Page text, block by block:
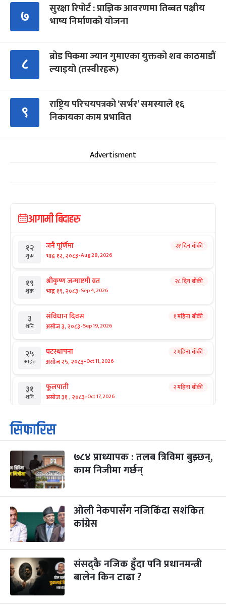
७
सुरक्षा रिपोर्ट : प्राज्ञिक आवरणमा तिब्बत पक्षीय
भाष्य निर्माणको योजना
८
ब्रोड पिकमा ज्यान गुमाएका युक्तको शव काठमाडौं
ल्याइयो (तस्वीरहरू)
९
राष्ट्रिय परिचयपत्रको ‘सर्भर’ समस्याले १६
निकायका काम प्रभावित
Advertisment
आगामी बिदाहरु
१२
शुक्र
जनै पूर्णिमा
भाद्र १२, २०८३-Aug 28, 2026
२१ दिन बाँकी
१९
शुक्र
श्रीकृष्ण जन्माष्टमी व्रत
भाद्र १९, २०८३-Sep 4, 2026
२८ दिन बाँकी
३
शनि
संविधान दिवस
असोज ३, २०८३-Sep 19, 2026
१ महिना बाँकी
२५
आइत
घटस्थापना
असोज २५, २०८३-Oct 11, 2026
२ महिना बाँकी
३१
शनि
फूलपाती
असोज ३१ , २०८३-Oct 17, 2026
२ महिना बाँकी
१
आइत
कार्तिक सङ्क्रान्ति
कार्तिक १, २०८३
३
मंगल
महानवमी
कार्तिक ३, २०८३-Oct 20, 2026
२ महिना बाँकी
४
कार्तिक ४, २०८३ Oct 21, 2026
५
बिहि
पापा‌ङ्कुशा एकादशी व्रत
कार्तिक ५, २०८३
२२
आइत
कुकुर तिहार
कार्तिक २२, २०८३-Nov 8, 2026
३ महिना बाँकी
२३ गाई पूजा
सिफारिस
७८४ प्राध्यापक : तलब त्रिविमा बुझ्छन्,
काम निजीमा गर्छन्
ओली नेकपासँग नजिकिँदा सशंकित
कांग्रेस
संसद्कै नजिक हुँदा पनि प्रधानमन्त्री
बालेन किन टाढा ?